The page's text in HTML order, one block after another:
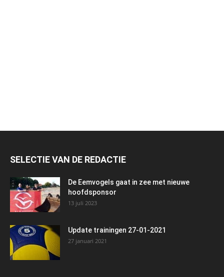
SELECTIE VAN DE REDACTIE
De Eemvogels gaat in zee met nieuwe
hoofdsponsor
13 juli 2023
Update trainingen 27-01-2021
27 januari 2021